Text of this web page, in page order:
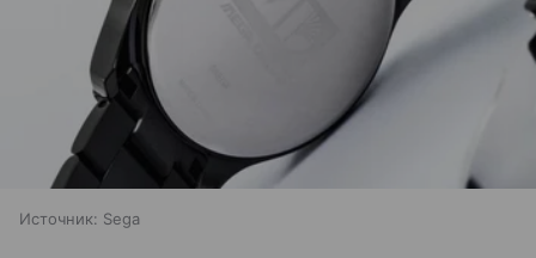
Источник: Sega